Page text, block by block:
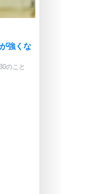
強くな
のこと